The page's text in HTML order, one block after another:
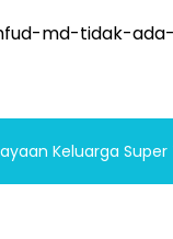
md-tidak-
Keluarga